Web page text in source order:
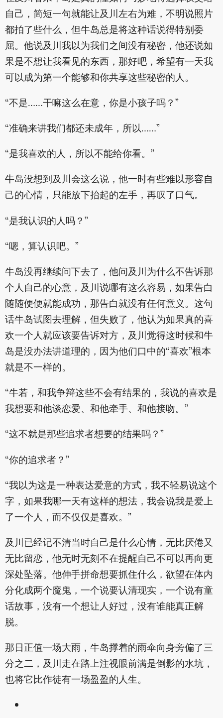
自己，简短一句就能让及川左右为难，不明说照片
都拍了些什么，但牛岛总是将这种话说得特别委
屈。他说及川我以为我们之间没有秘密，他还说如
果是不想让我看见的东西，那好吧，希望有一天我
可以成为第一个能够和你共享这些秘密的人。
“不是……干嘛这么在意，你是小孩子吗？”
“准确来讲我们都还未成年，所以……”
“是我喜欢的人，所以不能给你看。”
牛岛没想到及川会这么说，他一时有些难以形容自
己的心情，只能放下抬起的左手，再叹了口气。
“是我认识的人吗？”
“嗯，算认识吧。”
牛岛没再继续问下去了，他问及川为什么不告诉那
个人自己的心意，及川说哪有这么容易，如果告白
随随便便就能成功，那告白就没有任何意义。这句
话牛岛试图去理解，但失败了，他认为如果真的喜
欢一个人就应该要告诉对方，及川觉得这时候和牛
岛是没办法讲道理的，因为他们口中的“喜欢”根本
就是不一样的。
“牛若，和我争辩这些不会有结果的，我说的喜欢是
我想要和他谈恋爱、和他牵手、和他接吻。”
“这不就是那些追求者想要的结果吗？”
“你的追求者？”
“我以为这是一种表达爱意的方式，我不轻易说这个
字，如果我哪一天有这样的想法，我会说我是爱上
了一个人，而不仅仅是喜欢。”
及川已经记不清当时自己是什么心情，无比厌倦又
无比留恋，他无时无刻不在提醒自己不可以再向更
深处坠落。他伸手拼命想要抓住什么，欲望在体内
分化成两个魔鬼，一个说要认清现实，一个说有童
话故事，没有一个想让人好过，没有谁能真正解
脱。
那日正值一场大雨，牛岛撑着的雨伞向身旁偏了三
分之二，及川走在路上注视眼前满是倒影的水坑，
也将它比作徒有一场盈盈的人生。